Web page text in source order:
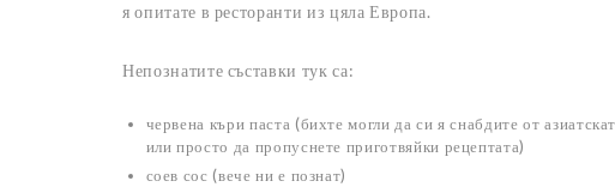
я опитате в ресторанти из цяла Европа.
Непознатите съставки тук са:
червена къри паста (бихте могли да си я снабдите от
или просто да пропуснете приготвяйки рецептата)
соев сос (вече ни е познат)